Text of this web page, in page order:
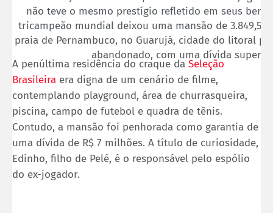
não teve o mesmo prestígio refletido em seus bens.
tricampeão mundial deixou uma mansão de 3.849,5
praia de Pernambuco, no Guarujá, cidade do litoral
abandonado, com uma dívida
A penúltima residência do craque da Seleção
Brasileira era digna de um cenário de filme,
contemplando playground, área de churrasqueira,
piscina, campo de futebol e quadra de tênis.
Contudo, a mansão foi penhorada como garantia de
uma dívida de R$ 7 milhões. A título de curiosidade,
Edinho, filho de Pelé, é o responsável pelo espólio
do ex-jogador.